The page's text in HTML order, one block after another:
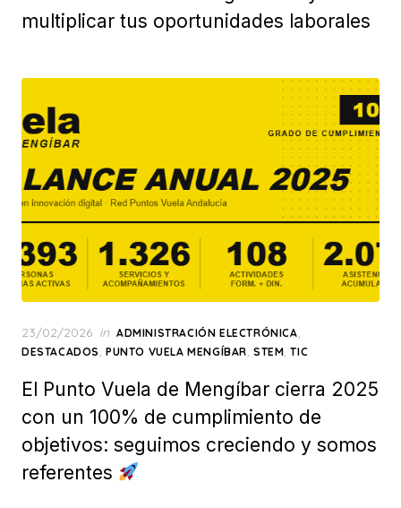
multiplicar tus oportunidades laborales
Posted
on
23/02/2026 in ADMINISTRACIÓN ELECTRÓNICA,
DESTACADOS, PUNTO VUELA MENGÍBAR, STEM,TIC
El Punto Vuela de Mengíbar cierra 2025
con un 100% de cumplimiento de
objetivos: seguimos creciendo y somos
referentes